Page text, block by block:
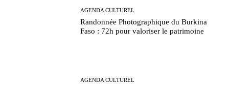
AGENDA CULTUREL
Randonnée Photographique du Burkina
Faso : 72h pour valoriser le patrimoine
AGENDA CULTUREL